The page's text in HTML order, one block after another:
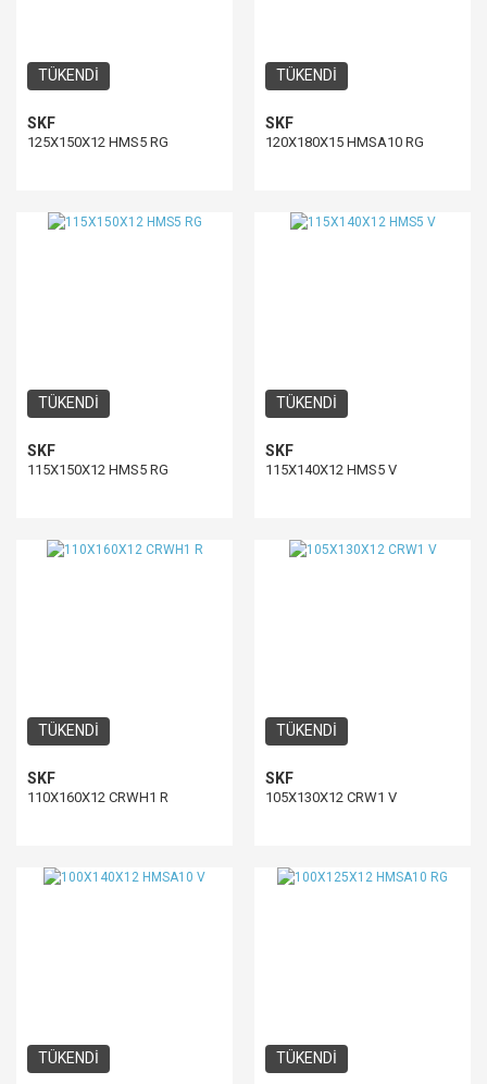
TÜKENDİ
SKF
125X150X12 HMS5 RG
TÜKENDİ
SKF
120X180X15 HMSA10 RG
TÜKENDİ
SKF
115X150X12 HMS5 RG
TÜKENDİ
SKF
115X140X12 HMS5 V
TÜKENDİ
SKF
110X160X12 CRWH1 R
TÜKENDİ
SKF
105X130X12 CRW1 V
TÜKENDİ TÜKENDİ